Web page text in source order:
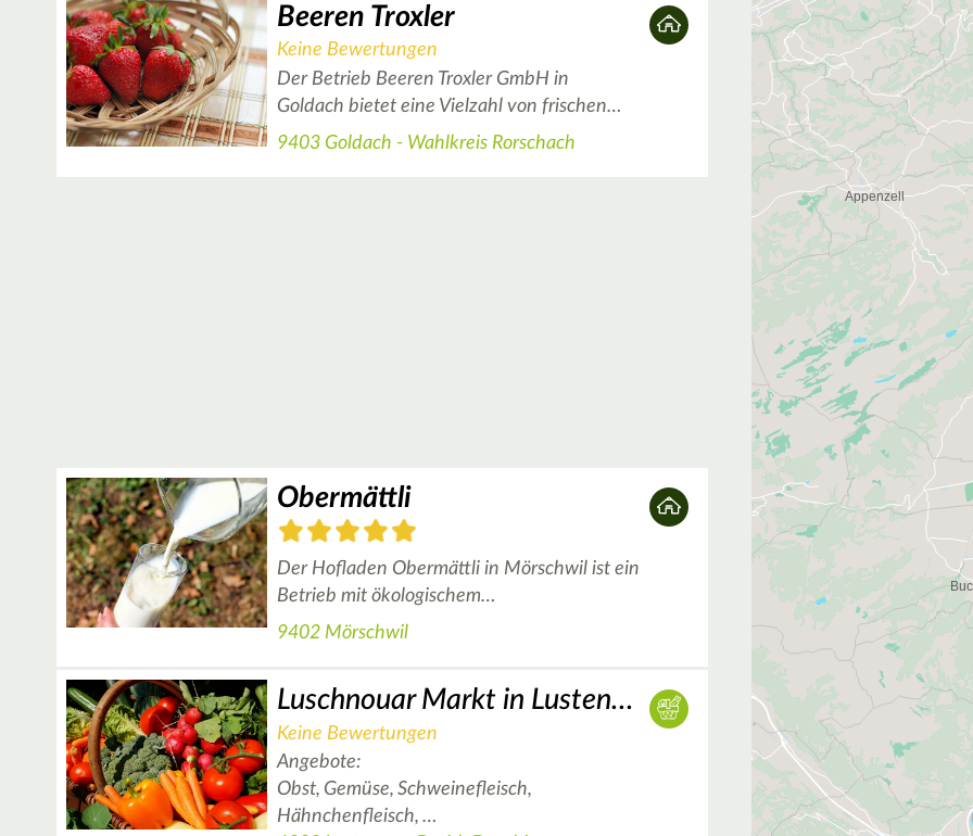
Beeren Troxler
Keine Bewertungen
Der Betrieb Beeren Troxler GmbH in
Goldach bietet eine Vielzahl von frischen…
9403 Goldach - Wahlkreis Rorschach
Obermättli
Der Hofladen Obermättli in Mörschwil ist ein
Betrieb mit ökologischem…
9402 Mörschwil
Luschnouar Markt in Lustenau
Keine Bewertungen
Angebote:
Obst, Gemüse, Schweinefleisch,
Hähnchenfleisch, …